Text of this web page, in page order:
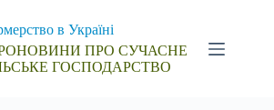
в Україні
ПРО СУЧАСНЕ
ГОСПОДАРСТВО